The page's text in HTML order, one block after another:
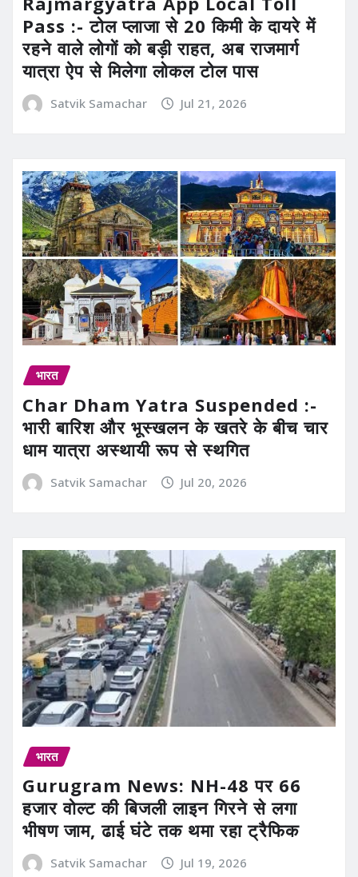
Pass :- टोल प्लाजा से 20 किमी के दायरे में
रहने वाले लोगों को बड़ी राहत, अब राजमार्ग
यात्रा ऐप से मिलेगा लोकल टोल पास
Satvik Samachar Jul 21, 2026
भारत
Char Dham Yatra Suspended :-
भारी बारिश और भूस्खलन के खतरे के बीच चार
धाम यात्रा अस्थायी रूप से स्थगित
Satvik Samachar Jul 20, 2026
भारत
Gurugram News: NH-48 पर 66
हजार वोल्ट की बिजली लाइन गिरने से लगा
भीषण जाम, ढाई घंटे तक थमा रहा ट्रैफिक
Satvik Samachar Jul 19, 2026